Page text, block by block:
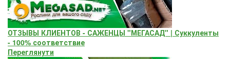
ОТЗЫВЫ КЛИЕНТОВ - САЖЕНЦЫ "МЕГАСАД" | Суккуленты
- 100% соответствие
Переглянути